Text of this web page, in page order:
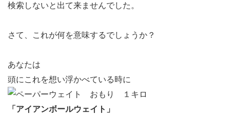
検索しないと出て来ませんでした。
さて、これが何を意味するでしょうか？
あなたは
頭にこれを想い浮かべている時に
「アイアンボールウェイト」